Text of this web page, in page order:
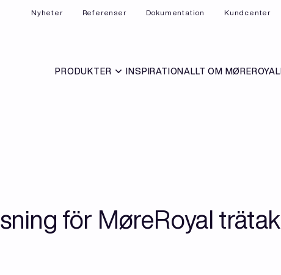
Nyheter Referenser Dokumentation Kundcenter
PRODUKTER INSPIRATIONALLT OM MØREROYAL
för MøreRoyal trätak